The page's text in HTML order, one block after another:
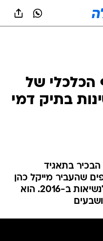
הכלכלי של
בתיק דמי
הבכיר בתאגיד
שהעביר מייקל כהן
לשתי נשים לפני הבחירות לנשיאות ב-2016. הוא